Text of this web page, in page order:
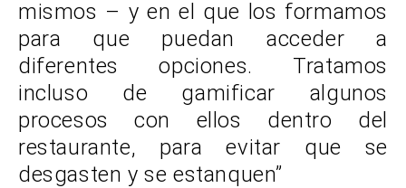
mismos – y en el que los formamos
para que puedan acceder a
diferentes opciones. Tratamos
incluso de gamificar algunos
procesos con ellos dentro del
restaurante, para evitar que se
desgasten y se estanquen”